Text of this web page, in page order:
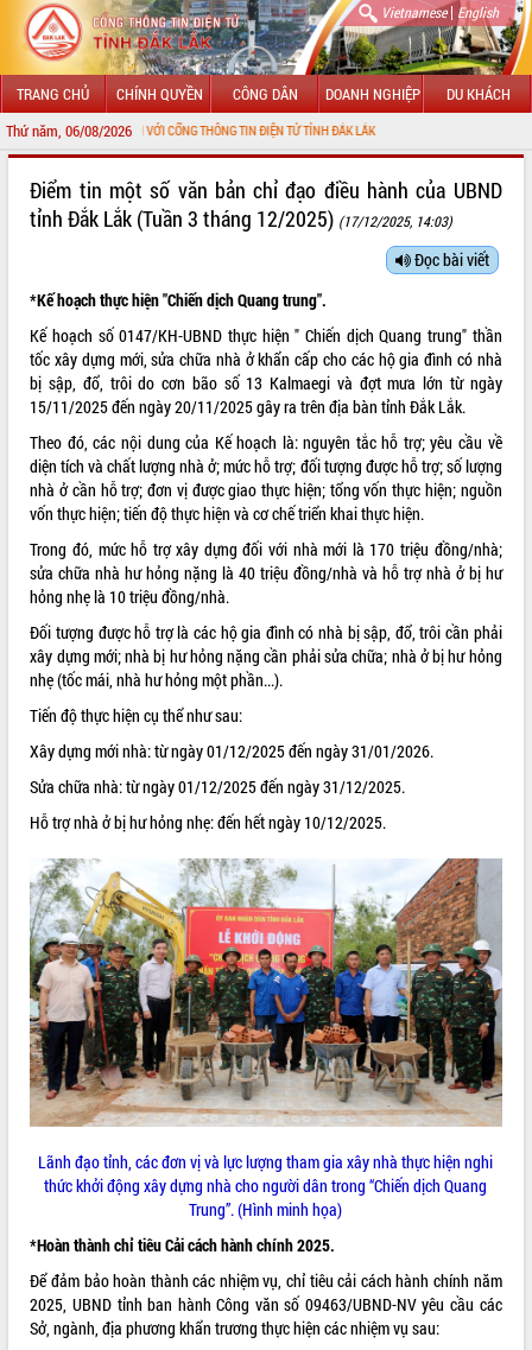
Vietnamese| English
TRANG CHỦ CHÍNH QUYỀN CÔNG DÂN DOANH NGHIỆP DU KHÁCH
Thứ năm, 06/08/2026
MỪNG ĐẾN VỚI CỔNG THÔNG TIN ĐIỆN TỬ TỈNH ĐẮK LẮK
LÃNH ĐẠO UBND TỈNH
UBND CÁC XÃ, PHƯỜNG
THÔNG TIN CHỈ ĐẠO ĐIỀU HÀNH
HỆ THỐNG VĂN BẢN
VĂN BẢN HĐND TỈNH
ĐIỂM TIN VĂN BẢN
QUY HOẠCH - KẾ HOẠCH
VIDEO
ALBUM ẢNH
Điểm tin một số văn bản chỉ đạo điều hành của UBND
tỉnh Đắk Lắk (Tuần 3 tháng 12/2025) (17/12/2025, 14:03)
Đọc bài viết
*Kế hoạch thực hiện "Chiến dịch Quang trung".
Kế hoạch số 0147/KH-UBND thực hiện " Chiến dịch Quang trung" thần
tốc xây dựng mới, sửa chữa nhà ở khẩn cấp cho các hộ gia đình có nhà
bị sập, đổ, trôi do cơn bão số 13 Kalmaegi và đợt mưa lớn từ ngày
15/11/2025 đến ngày 20/11/2025 gây ra trên địa bàn tỉnh Đắk Lắk.
Theo đó, các nội dung của Kế hoạch là: nguyên tắc hỗ trợ; yêu cầu về
diện tích và chất lượng nhà ở; mức hỗ trợ; đối tượng được hỗ trợ; số lượng
nhà ở cần hỗ trợ; đơn vị được giao thực hiện; tổng vốn thực hiện; nguồn
vốn thực hiện; tiến độ thực hiện và cơ chế triển khai thực hiện.
Trong đó, mức hỗ trợ xây dựng đối với nhà mới là 170 triệu đồng/nhà;
sửa chữa nhà hư hỏng nặng là 40 triệu đồng/nhà và hỗ trợ nhà ở bị hư
hỏng nhẹ là 10 triệu đồng/nhà.
Đối tượng được hỗ trợ là các hộ gia đình có nhà bị sập, đổ, trôi cần phải
xây dựng mới; nhà bị hư hỏng nặng cần phải sửa chữa; nhà ở bị hư hỏng
nhẹ (tốc mái, nhà hư hỏng một phần...).
Tiến độ thực hiện cụ thể như sau:
Xây dựng mới nhà: từ ngày 01/12/2025 đến ngày 31/01/2026.
Sửa chữa nhà: từ ngày 01/12/2025 đến ngày 31/12/2025.
Hỗ trợ nhà ở bị hư hỏng nhẹ: đến hết ngày 10/12/2025.
Lãnh đạo tỉnh, các đơn vị và lực lượng tham gia xây nhà thực hiện nghi
thức khởi động xây dựng nhà cho người dân trong “Chiến dịch Quang
Trung”. (Hình minh họa)
*Hoàn thành chỉ tiêu Cải cách hành chính 2025.
Để đảm bảo hoàn thành các nhiệm vụ, chỉ tiêu cải cách hành chính năm
2025, UBND tỉnh ban hành Công văn số 09463/UBND-NVyêu cầu các
Sở, ngành, địa phương khẩn trương thực hiện các nhiệm vụ sau: